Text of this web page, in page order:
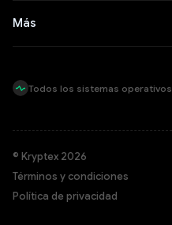
Más
Todos los sistemas operativos
© Kryptex 2026
Términos y condiciones
Política de privacidad